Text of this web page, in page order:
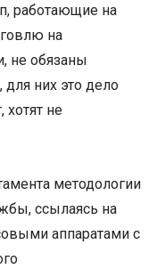
работающие на
на
не обязаны
для них это дело
не
методологии
ссылаясь на
аппаратами с